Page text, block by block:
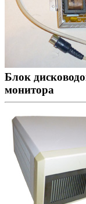
Блок
монитора